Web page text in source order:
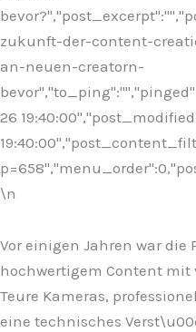
zukunft-der-content-
an-neuen-creatorn-
26
\n
Vor einigen Jahren war die
hochwertigem Content mit
Teure Kameras,
eine technisches